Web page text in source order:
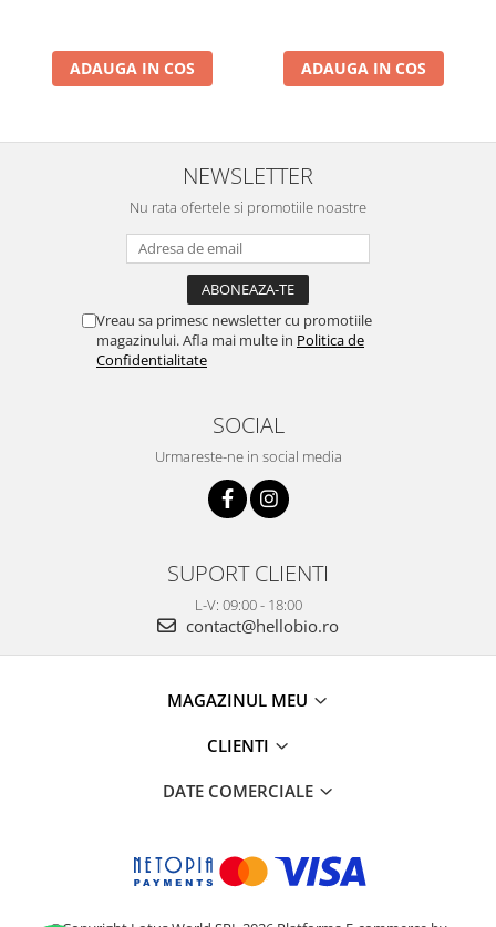
ADAUGA IN COS ADAUGA IN COS
NEWSLETTER
Nu rata ofertele si promotiile noastre
Vreau sa primesc newsletter cu promotiile
magazinului. Afla mai multe in Politica de
Confidentialitate
SOCIAL
Urmareste-ne in social media
SUPORT CLIENTI
L-V: 09:00 - 18:00
contact@hellobio.ro
MAGAZINUL MEU
CLIENTI
DATE COMERCIALE